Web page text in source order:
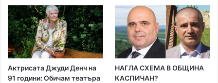
Актрисата Джуди Денч на
91 години: Обичам театъра
НАГЛА СХЕМА В ОБЩИНА
КАСПИЧАН?